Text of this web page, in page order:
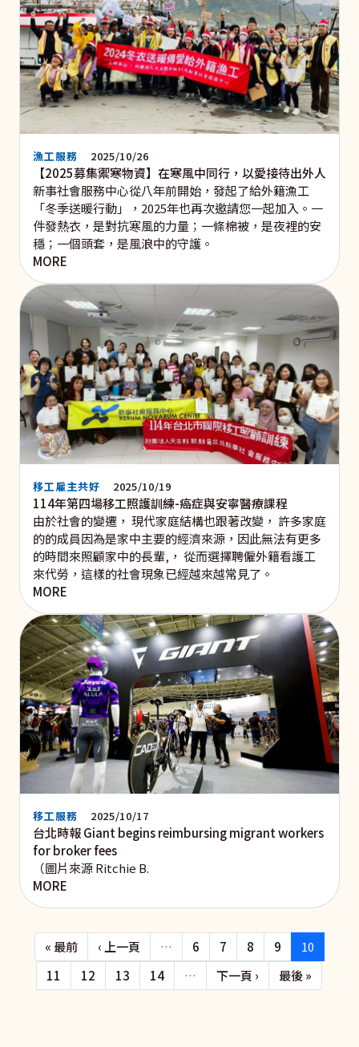
漁工服務 2025/10/26
【2025募集禦寒物資】在寒風中同行，以愛接待出外人
新事社會服務中心從八年前開始，發起了給外籍漁工
「冬季送暖行動」，2025年也再次邀請您一起加入。一
件發熱衣，是對抗寒風的力量；一條棉被，是夜裡的安
穩；一個頭套，是風浪中的守護。
MORE
移工雇主共好 2025/10/19
114年第四場移工照護訓練-癌症與安寧醫療課程
由於社會的變遷， 現代家庭結構也跟著改變， 許多家庭
的的成員因為是家中主要的經濟來源，因此無法有更多
的時間來照顧家中的長輩,， 從而選擇聘僱外籍看護工
來代勞，這樣的社會現象已經越來越常見了。
MORE
移工服務 2025/10/17
台北時報 Giant begins reimbursing migrant workers
for broker fees
（圖片來源 Ritchie B.
MORE
Pagination
« 最前First page
‹ 上一頁 Previous page
… 6 7 8 9
10
11
12 13 14 … 下一頁 › 下一頁最後 »